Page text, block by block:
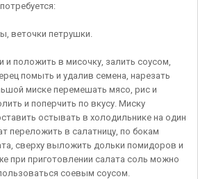
веточки петрушки.
и положить в мисочку, залить соусом,
помыть и удалив семена, нарезать
миске перемешать мясо, рис и
и поперчить по вкусу. Миску
остывать в холодильнике на один
переложить в салатницу, по бокам
сверху выложить дольки помидоров и
при приготовлении салата соль можно
соевым соусом.